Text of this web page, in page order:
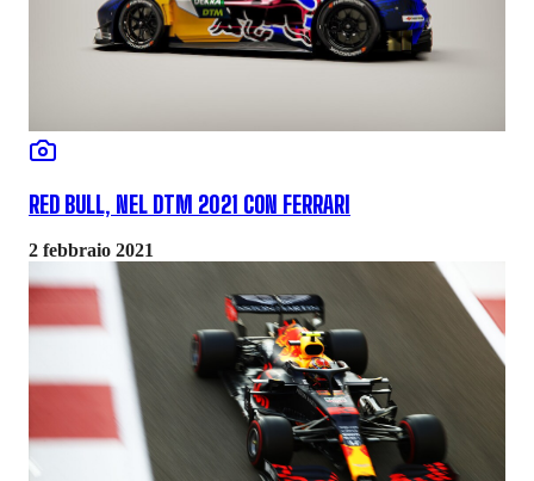
RED BULL, NEL DTM 2021 CON FERRARI
2 febbraio 2021